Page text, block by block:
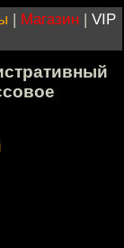
| Магазин | VIP